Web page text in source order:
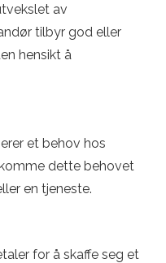
av
tilbyr god eller
hensikt å
et behov hos
dette behovet
en tjeneste.
for å skaffe seg et